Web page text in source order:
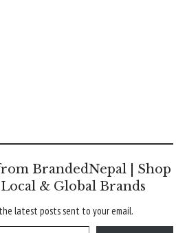
BrandedNepal | Shop
Local & Global Brands
latest posts sent to your email.